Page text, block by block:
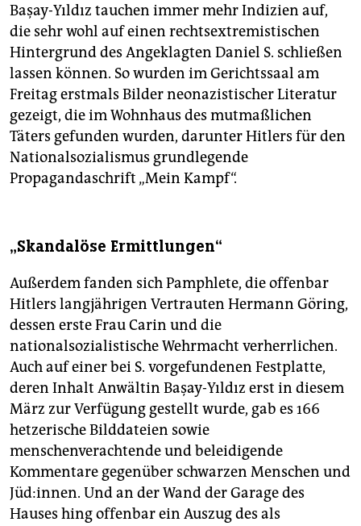
Başay-Yıldız tauchen immer mehr Indizien auf,
die sehr wohl auf einen rechtsextremistischen
Hintergrund des Angeklagten Daniel S. schließen
lassen können. So wurden im Gerichtssaal am
Freitag erstmals Bilder neonazistischer Literatur
gezeigt, die im Wohnhaus des mutmaßlichen
Täters gefunden wurden, darunter Hitlers für den
Nationalsozialismus grundlegende
Propagandaschrift „Mein Kampf“.
„Skandalöse Ermittlungen“
Außerdem fanden sich Pamphlete, die offenbar
Hitlers langjährigen Vertrauten Hermann Göring,
dessen erste Frau Carin und die
nationalsozialistische Wehrmacht verherrlichen.
Auch auf einer bei S. vorgefundenen Festplatte,
deren Inhalt Anwältin Başay-Yıldız erst in diesem
März zur Verfügung gestellt wurde, gab es 166
hetzerische Bilddateien sowie
menschenverachtende und beleidigende
Kommentare gegenüber schwarzen Menschen und
Jüd:innen. Und an der Wand der Garage des
Hauses hing offenbar ein Auszug des als